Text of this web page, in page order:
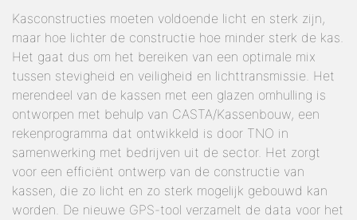
Kasconstructies moeten voldoende licht en sterk zijn,
maar hoe lichter de constructie hoe minder sterk de kas.
Het gaat dus om het bereiken van een optimale mix
tussen stevigheid en veiligheid en lichttransmissie. Het
merendeel van de kassen met een glazen omhulling is
ontworpen met behulp van CASTA/Kassenbouw, een
rekenprogramma dat ontwikkeld is door TNO in
samenwerking met bedrijven uit de sector. Het zorgt
voor een efficiënt ontwerp van de constructie van
kassen, die zo licht en zo sterk mogelijk gebouwd kan
worden. De nieuwe GPS-tool verzamelt de data voor het